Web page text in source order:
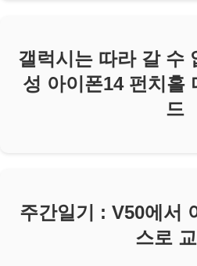
갤럭시는 따라 갈 수
성 아이폰14 펀치홀
드
주간일기 : V50에서
스로 교